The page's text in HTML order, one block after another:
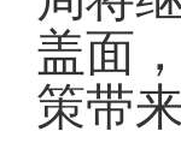
盖面
策带